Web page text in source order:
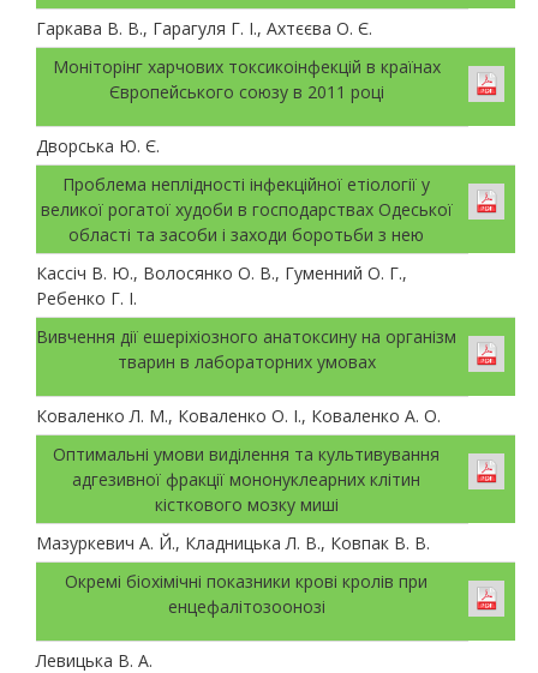
Гаркава В. В., Гарагуля Г. І., Ахтєєва О. Є.
Моніторінг харчових токсикоінфекцій в країнах
Європейського союзу в 2011 році
Дворська Ю. Є.
Проблема неплідності інфекційної етіології у
великої рогатої худоби в господарствах Одеської
області та засоби і заходи боротьби з нею
Кассіч В. Ю., Волосянко О. В., Гуменний О. Г.,
Ребенко Г. І.
Вивчення дії ешеріхіозного анатоксину на організм
тварин в лабораторних умовах
Коваленко Л. М., Коваленко О. І., Коваленко А. О.
Оптимальні умови виділення та культивування
адгезивної фракції мононуклеарних клітин
кісткового мозку миші
Мазуркевич А. Й., Кладницька Л. В., Ковпак В. В.
Окремі біохімічні показники крові кролів при
енцефалітозоонозі
Левицька В. А.